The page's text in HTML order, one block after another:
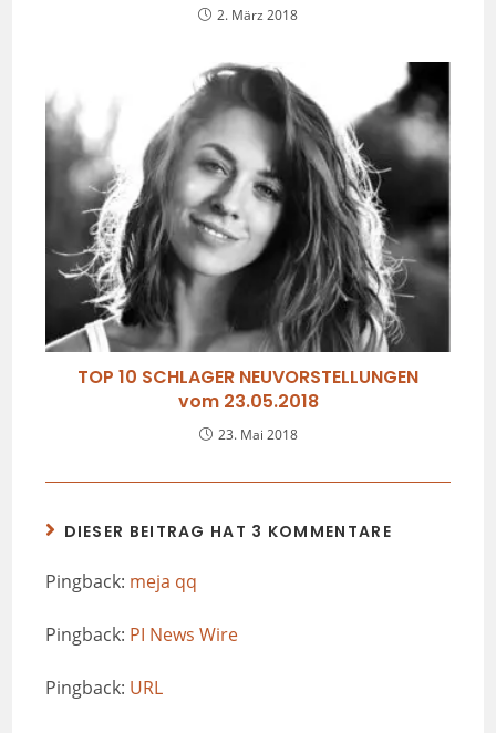
2. März 2018
TOP 10 SCHLAGER NEUVORSTELLUNGEN
vom 23.05.2018
23. Mai 2018
DIESER BEITRAG HAT 3 KOMMENTARE
Pingback: meja qq
Pingback: PI News Wire
Pingback: URL